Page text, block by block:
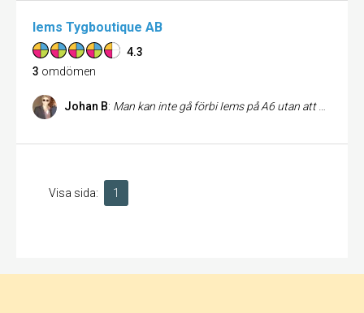
Iems Tygboutique AB
4.3
3 omdömen
Johan B: Man kan inte gå förbi Iems på A6 utan att dras in. Exponeringen i butiken gör än väldigt intresserad. Många lite annorlunda men riktigt snygga produkter tillsammans med allt modernt som också förväntas. Personalen är otroligt trevliga, hjälpsamma och kunniga. Jag som inte har så bra koll tycker väldigt bra om Iems då man inte behöver känna sig dumförklarad när man går därifrån. Håller med Cecilia om att de hade lite samma produkter som alla andra under en kort period men nu har de ryckt upp sig och visar ännu en gång framfötterna! Rekomenderar verkligen IEMS på A6.
Visa sida: 1